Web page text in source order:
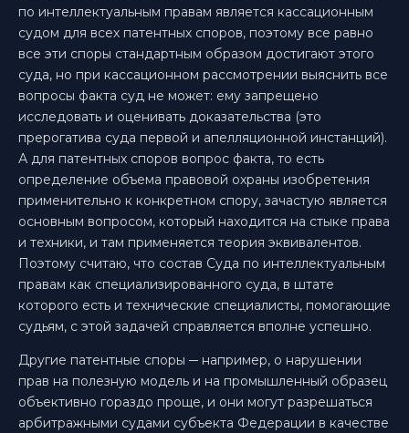
по интеллектуальным правам является кассационным
судом для всех патентных споров, поэтому все равно
все эти споры стандартным образом достигают этого
суда, но при кассационном рассмотрении выяснить все
вопросы факта суд не может: ему запрещено
исследовать и оценивать доказательства (это
прерогатива суда первой и апелляционной инстанций).
А для патентных споров вопрос факта, то есть
определение объема правовой охраны изобретения
применительно к конкретном спору, зачастую является
основным вопросом, который находится на стыке права
и техники, и там применяется теория эквивалентов.
Поэтому считаю, что состав Суда по интеллектуальным
правам как специализированного суда, в штате
которого есть и технические специалисты, помогающие
судьям, с этой задачей справляется вполне успешно.
Другие патентные споры ─ например, о нарушении
прав на полезную модель и на промышленный образец
объективно гораздо проще, и они могут разрешаться
арбитражными судами субъекта Федерации в качестве